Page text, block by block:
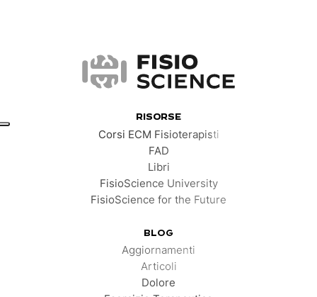
FisioScience
RISORSE
Corsi ECM Fisioterapisti
FAD
Libri
FisioScience University
FisioScience for the Future
BLOG
Aggiornamenti
Articoli
Dolore